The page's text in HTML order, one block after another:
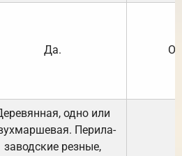
Да.
одно или
Перила-
заводские резные,